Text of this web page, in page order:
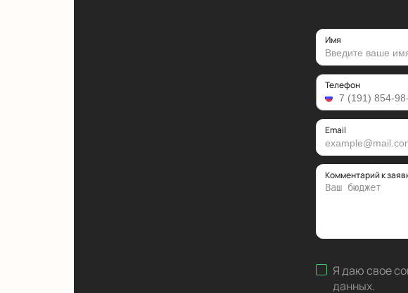
Имя
Телефон
Email
Комментарий к
Я даю свое
данных.